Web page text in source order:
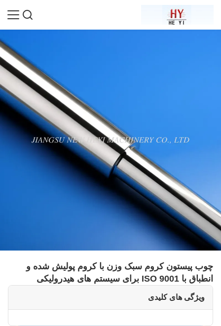
چوب پیستون کروم سبک وزن با کروم پولیش شده و
انطباق با ISO 9001 برای سیستم های هیدرولیکی
ویژگی های کلیدی